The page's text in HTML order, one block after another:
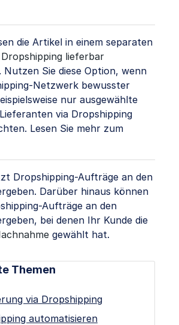
die Artikel in einem separaten
lieferbar
Nutzen Sie diese Option, wenn
Netzwerk bewusster
nur ausgewählte
via Dropshipping
Lesen Sie mehr zum
Dropshipping-Aufträge an den
Darüber hinaus können
Aufträge an den
bei denen Ihr Kunde die
gewählt hat.
Themen
via Dropshipping
automatisieren